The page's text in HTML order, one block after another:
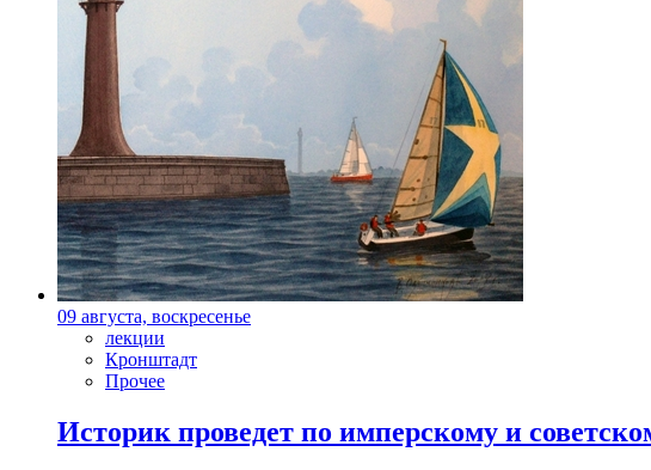
09 августа, воскресенье
лекции
Кронштадт
Прочее
Историк проведет по имперскому и